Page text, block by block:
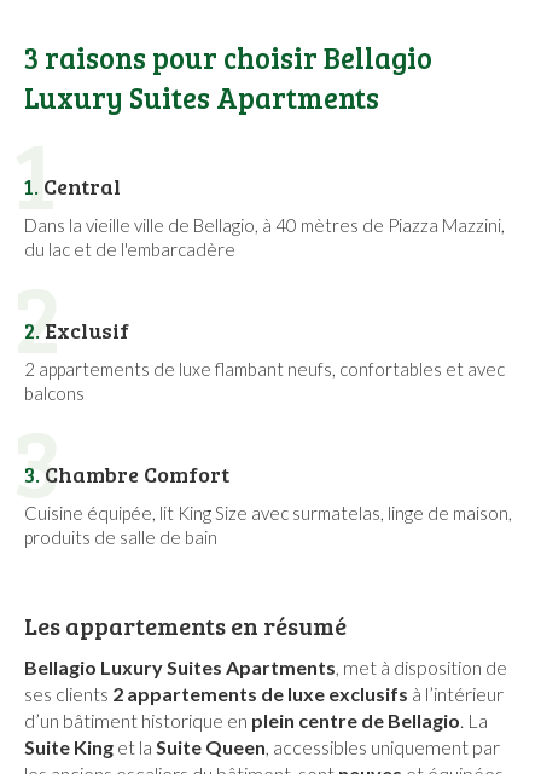
3 raisons pour choisir Bellagio
Luxury Suites Apartments
1
1. Central
Dans la vieille ville de Bellagio, à 40 mètres de Piazza Mazzini,
du lac et de l'embarcadère
2
2. Exclusif
2 appartements de luxe flambant neufs, confortables et avec
balcons
3
3. Chambre Comfort
Cuisine équipée, lit King Size avec surmatelas, linge de maison,
produits de salle de bain
Les appartements en résumé
Bellagio Luxury Suites Apartments , met à disposition de
ses clients 2 appartements de luxe exclusifs à l’intérieur
d’un bâtiment historique en plein centre de Bellagio . La
Suite King et la Suite Queen , accessibles uniquement par